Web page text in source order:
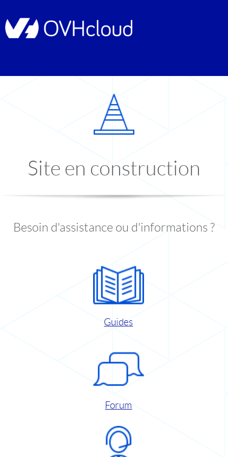
Site en construction
Besoin d'assistance ou d'informations ?
Guides
Forum